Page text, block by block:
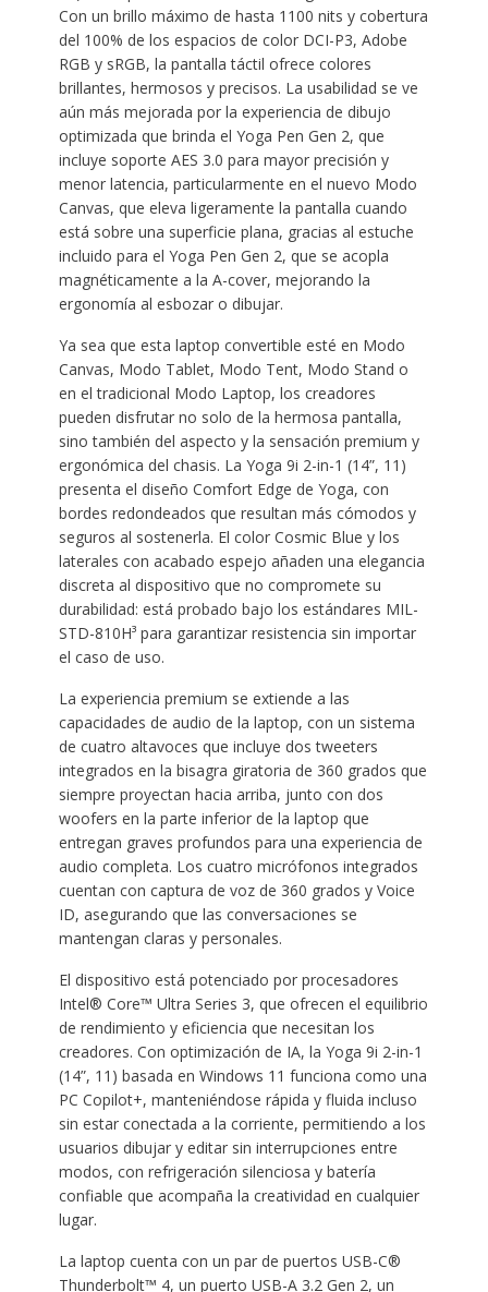
Con un brillo máximo de hasta 1100 nits y cobertura
del 100% de los espacios de color DCI-P3, Adobe
RGB y sRGB, la pantalla táctil ofrece colores
brillantes, hermosos y precisos. La usabilidad se ve
aún más mejorada por la experiencia de dibujo
optimizada que brinda el Yoga Pen Gen 2, que
incluye soporte AES 3.0 para mayor precisión y
menor latencia, particularmente en el nuevo Modo
Canvas, que eleva ligeramente la pantalla cuando
está sobre una superficie plana, gracias al estuche
incluido para el Yoga Pen Gen 2, que se acopla
magnéticamente a la A-cover, mejorando la
ergonomía al esbozar o dibujar.
Ya sea que esta laptop convertible esté en Modo
Canvas, Modo Tablet, Modo Tent, Modo Stand o
en el tradicional Modo Laptop, los creadores
pueden disfrutar no solo de la hermosa pantalla,
sino también del aspecto y la sensación premium y
ergonómica del chasis. La Yoga 9i 2-in-1 (14”, 11)
presenta el diseño Comfort Edge de Yoga, con
bordes redondeados que resultan más cómodos y
seguros al sostenerla. El color Cosmic Blue y los
laterales con acabado espejo añaden una elegancia
discreta al dispositivo que no compromete su
durabilidad: está probado bajo los estándares MIL-
STD-810H³ para garantizar resistencia sin importar
el caso de uso.
La experiencia premium se extiende a las
capacidades de audio de la laptop, con un sistema
de cuatro altavoces que incluye dos tweeters
integrados en la bisagra giratoria de 360 grados que
siempre proyectan hacia arriba, junto con dos
woofers en la parte inferior de la laptop que
entregan graves profundos para una experiencia de
audio completa. Los cuatro micrófonos integrados
cuentan con captura de voz de 360 grados y Voice
ID, asegurando que las conversaciones se
mantengan claras y personales.
El dispositivo está potenciado por procesadores
Intel® Core™ Ultra Series 3, que ofrecen el equilibrio
de rendimiento y eficiencia que necesitan los
creadores. Con optimización de IA, la Yoga 9i 2-in-1
(14”, 11) basada en Windows 11 funciona como una
PC Copilot+, manteniéndose rápida y fluida incluso
sin estar conectada a la corriente, permitiendo a los
usuarios dibujar y editar sin interrupciones entre
modos, con refrigeración silenciosa y batería
confiable que acompaña la creatividad en cualquier
lugar.
La laptop cuenta con un par de puertos USB-C®
Thunderbolt™ 4, un puerto USB-A 3.2 Gen 2, un